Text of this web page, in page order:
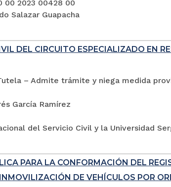
00 2023 00428 00
Salazar Guapacha
DEL CIRCUITO ESPECIALIZADO EN
– Admite trámite y niega medida
García Ramírez
del Servicio Civil y la Universidad
PARA LA CONFORMACIÓN DEL
DE VEHÍCULOS POR